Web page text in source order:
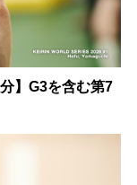
】G3を含む第7